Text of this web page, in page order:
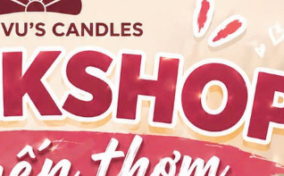
chúng ta đang sử dụng "Hỏa luyện
lạnh lẽo, cứng nhắc. Hỏa từ ngọn nến, khi
lửa của người thợ kim hoàn, tôi luyện và
là biểu tượng của ý chí kiên định, lòng
một không gian ấm cúng, minh triết và
hoàn hảo giữa tĩnh và động, giữa sự lạnh
nâng tầm hành động thắp nến thành